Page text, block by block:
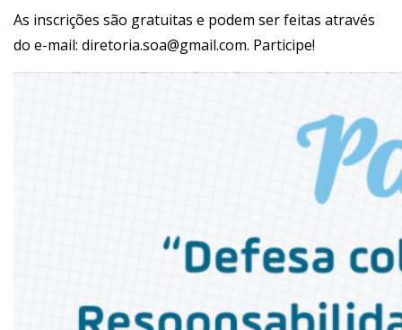
As inscrições são gratuitas e podem ser feitas através
do e-mail: diretoria.soa@gmail.com. Participe!